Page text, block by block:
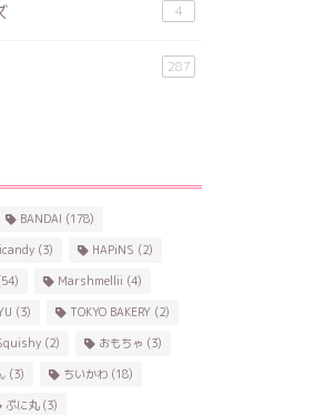
4
287
BANDAI (178)
(3) HAPiNS (2)
Marshmellii (4)
(3) TOKYO BAKERY(2)
(2) おもちゃ (3)
(3) ちいかわ(18)
ぷに丸(3)